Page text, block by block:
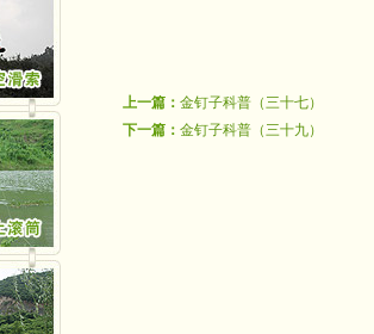
上一篇： 金钉子科普（三十七）
下一篇： 金钉子科普（三十九）